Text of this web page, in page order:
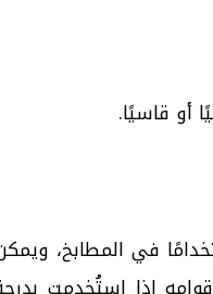
أو قاسيًا.
في المطابخ،